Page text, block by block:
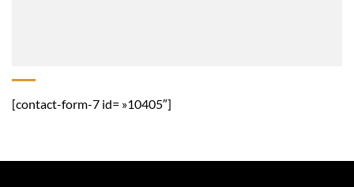
[contact-form-7 id= »10405″]